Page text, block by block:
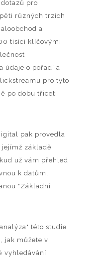
pro
různých trzích
a
tisíci klíčovými
údaje o pořadí a
pro tyto
po dobu třiceti
pak provedla
jejímž základě
už vám přehled
k datům,
"Základní
této studie
jak můžete v
vyhledávání